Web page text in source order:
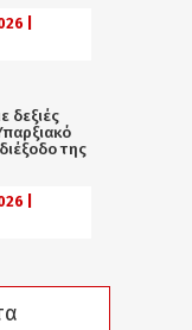
|
δεξιές
της
|